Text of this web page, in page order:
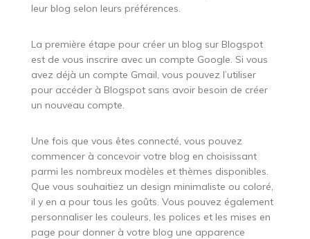
leur blog selon leurs préférences.
La première étape pour créer un blog sur Blogspot
est de vous inscrire avec un compte Google. Si vous
avez déjà un compte Gmail, vous pouvez l’utiliser
pour accéder à Blogspot sans avoir besoin de créer
un nouveau compte.
Une fois que vous êtes connecté, vous pouvez
commencer à concevoir votre blog en choisissant
parmi les nombreux modèles et thèmes disponibles.
Que vous souhaitiez un design minimaliste ou coloré,
il y en a pour tous les goûts. Vous pouvez également
personnaliser les couleurs, les polices et les mises en
page pour donner à votre blog une apparence